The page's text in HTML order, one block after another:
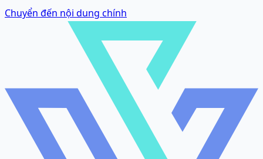
Chuyển đến nội dung chính